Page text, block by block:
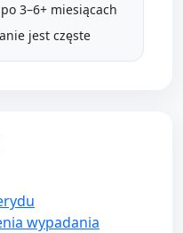
3–6+ miesiącach
jest częste
wypadania